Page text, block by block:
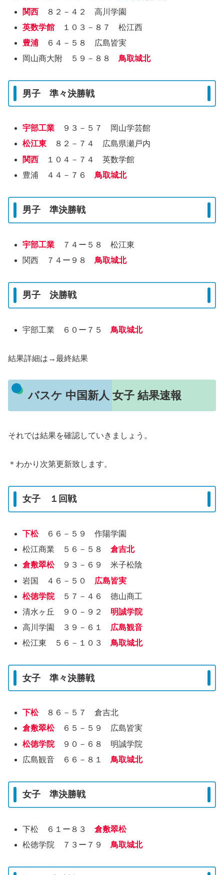
関西
８２－４２ 高川学園
英数学館 １０３－８７ 松江西
豊浦 ６４－５８ 広島皆実
岡山商大附 ５９－８８鳥取城北
男子 準々決勝戦
宇部工業 ９３－５７ 岡山学芸館
松江東 ８２－７４ 広島県瀬戸内
関西 １０４－７４ 英数学館
豊浦 ４４－７６鳥取城北
男子 準決勝戦
宇部工業 ７４ー５８ 松江東
関西 ７４ー９８鳥取城北
男子 決勝戦
宇部工業 ６０ー７５鳥取城北
結果詳細は→最終結果
バスケ 中国新人 女子 結果速報
それでは結果を確認していきましょう。
＊わかり次第更新致します。
女子 １回戦
下松６６－５９ 作陽学園
松江商業 ５６－５８倉吉北
倉敷翠松９３－６９ 米子松陰
岩国 ４６－５０ 広島皆実
松徳学院５７－４６ 徳山商工
清水ヶ丘 ９０－９２ 明誠学院
高川学園 ３９－６１ 広島観音
松江東 ５６－１０３鳥取城北
女子 準々決勝戦
下松８６－５７ 倉吉北
倉敷翠松６５－５９ 広島皆実
松徳学院９０－６８ 明誠学院
広島観音 ６６－８１鳥取城北
女子 準決勝戦
下松 ６１ー８３倉敷翠松
松徳学院 ７３ー７９鳥取城北